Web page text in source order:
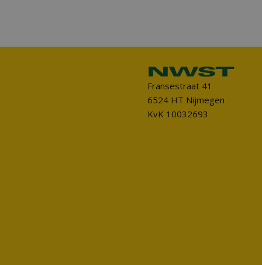
Fransestraat 41
6524 HT Nijmegen
KvK 10032693